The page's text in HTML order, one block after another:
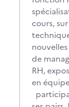
cours,
de
RH,
en